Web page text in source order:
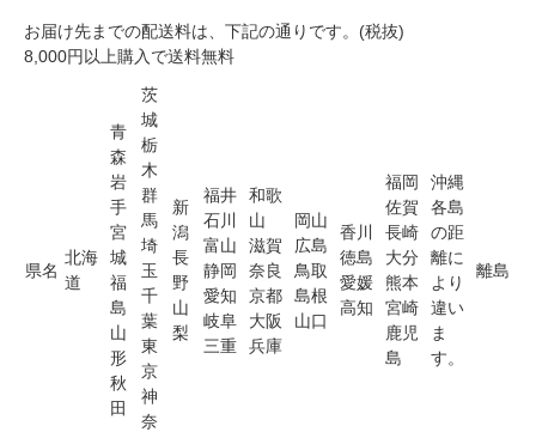
お届け先までの配送料は、下記の通りです。(税抜)
8,000円以上購入で送料無料
県名
北海
道
青
森
岩
手
宮
城
福
島
山
形
秋
田
茨
城
栃
木
群
馬
埼
玉
千
葉
東
京
神
奈
新
潟
長
野
山
梨
福井
石川
富山
静岡
愛知
岐阜
三重
和歌
山
滋賀
奈良
京都
大阪
兵庫
岡山
広島
鳥取
島根
山口
香川
徳島
愛媛
高知
福岡
佐賀
長崎
大分
熊本
宮崎
鹿児
島
沖縄
各島
の距
離に
より
違い
ま
す。
離島